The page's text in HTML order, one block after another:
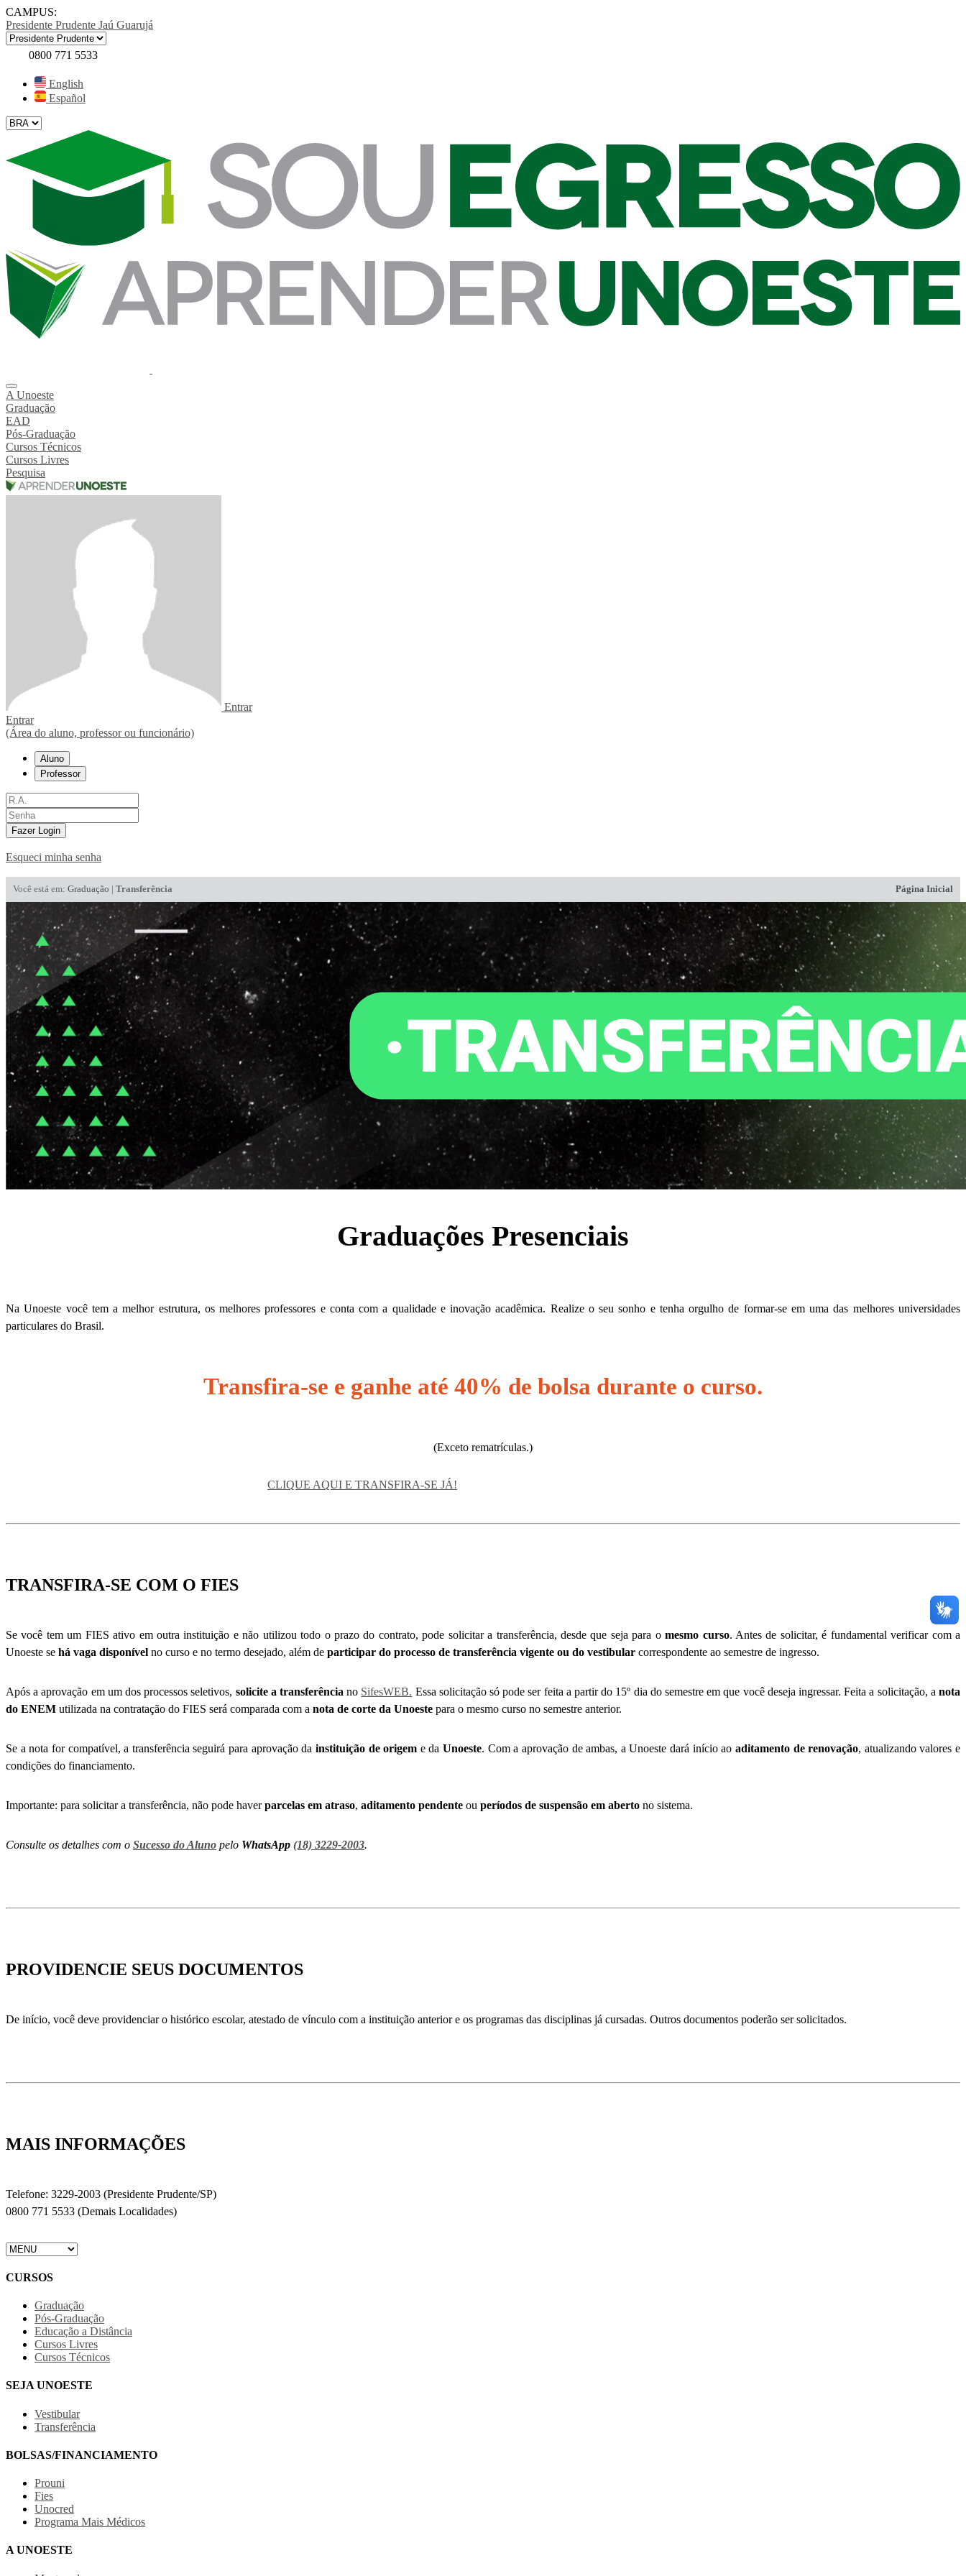
CAMPUS:
Presidente Prudente Jaú Guarujá
0800 771 5533
English
Español
A Unoeste
Graduação
EAD
Pós-Graduação
Cursos Técnicos
Cursos Livres
Pesquisa
Entrar
Entrar
(Área do aluno, professor ou funcionário)
Aluno
Professor
Fazer Login
Esqueci minha senha
Você está em: Graduação | Transferência Página Inicial
Graduações Presenciais
Na Unoeste você tem a melhor estrutura, os melhores professores e conta com a qualidade e inovação acadêmica. Realize o seu sonho e tenha orgulho de formar-se em uma das melhores universidades
particulares do Brasil.
Transfira-se e ganhe até 40% de bolsa durante o curso.
(Exceto rematrículas.)
CLIQUE AQUI E TRANSFIRA-SE JÁ!
TRANSFIRA-SE COM O FIES
Se você tem um FIES ativo em outra instituição e não utilizou todo o prazo do contrato, pode solicitar a transferência, desde que seja para omesmo curso. Antes de solicitar, é fundamental verificar com a
Unoeste se há vaga disponível no curso e no termo desejado, além de participar do processo de transferência vigente ou do vestibular correspondente ao semestre de ingresso.
Após a aprovação em um dos processos seletivos, solicite a transferência no SifesWEB. Essa solicitação só pode ser feita a partir do 15º dia do semestre em que você deseja ingressar. Feita a solicitação, anota
do ENEM utilizada na contratação do FIES será comparada com a nota de corte da Unoeste para o mesmo curso no semestre anterior.
Se a nota for compatível, a transferência seguirá para aprovação da instituição de origem e da Unoeste. Com a aprovação de ambas, a Unoeste dará início ao aditamento de renovação, atualizando valores e
condições do financiamento.
Importante: para solicitar a transferência, não pode haverparcelas em atraso, aditamento pendente ou períodos de suspensão em aberto no sistema.
Consulte os detalhes com o Sucesso do Aluno pelo WhatsApp (18) 3229-2003.
PROVIDENCIE SEUS DOCUMENTOS
De início, você deve providenciar o histórico escolar, atestado de vínculo com a instituição anterior e os programas das disciplinas já cursadas. Outros documentos poderão ser solicitados.
MAIS INFORMAÇÕES
Telefone: 3229-2003 (Presidente Prudente/SP)
0800 771 5533 (Demais Localidades)
CURSOS
Graduação
Pós-Graduação
Educação a Distância
Cursos Livres
Cursos Técnicos
SEJA UNOESTE
Vestibular
Transferência
BOLSAS/FINANCIAMENTO
Prouni
Fies
Unocred
Programa Mais Médicos
A UNOESTE